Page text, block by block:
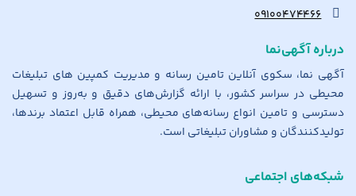
۰۹۱۰۰۴۷۴۴۶۶
درباره آگهی‌نما
آگهی نما، سکوی آنلاین تامین رسانه و مدیریت کمپین های تبلیغات
محیطی در سراسر کشور، با ارائه گزارش‌های دقیق و به‌روز و تسهیل
دسترسی و تامین انواع رسانه‌های محیطی، همراه قابل اعتماد برندها،
تولیدکنندگان و مشاوران تبلیغاتی است.
شبکه‌های اجتماعی